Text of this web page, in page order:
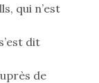
qui n’est
dit
de